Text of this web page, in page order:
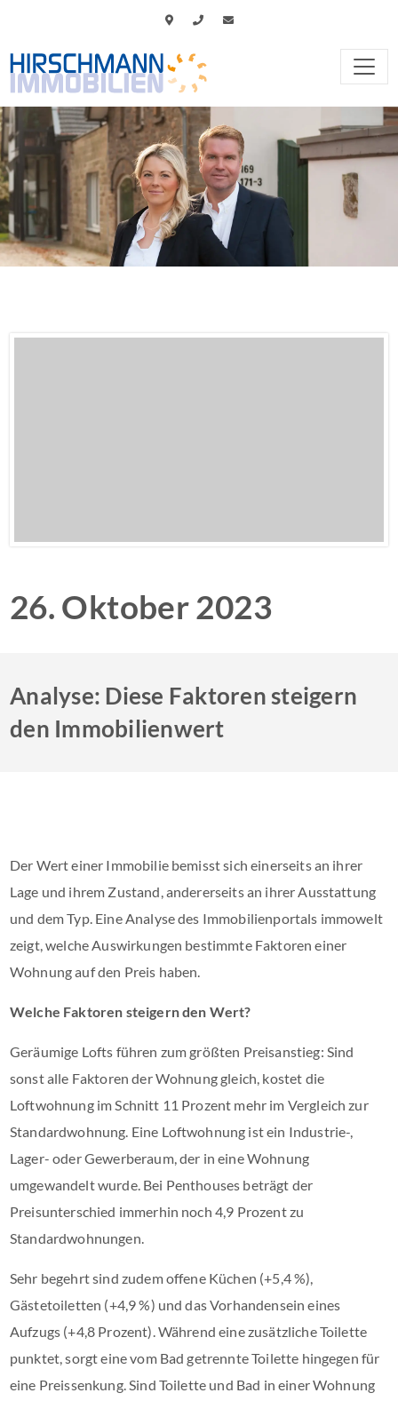
26. Oktober 2023
Analyse: Diese Faktoren steigern
den Immobilienwert
Der Wert einer Immobilie bemisst sich einerseits an ihrer
Lage und ihrem Zustand, andererseits an ihrer Ausstattung
und dem Typ. Eine Analyse des Immobilienportals immowelt
zeigt, welche Auswirkungen bestimmte Faktoren einer
Wohnung auf den Preis haben.
Welche Faktoren steigern den Wert?
Geräumige Lofts führen zum größten Preisanstieg: Sind
sonst alle Faktoren der Wohnung gleich, kostet die
Loftwohnung im Schnitt 11 Prozent mehr im Vergleich zur
Standardwohnung. Eine Loftwohnung ist ein Industrie-,
Lager- oder Gewerberaum, der in eine Wohnung
umgewandelt wurde. Bei Penthouses beträgt der
Preisunterschied immerhin noch 4,9 Prozent zu
Standardwohnungen.
Sehr begehrt sind zudem offene Küchen (+5,4 %),
Gästetoiletten (+4,9 %) und das Vorhandensein eines
Aufzugs (+4,8 Prozent). Während eine zusätzliche Toilette
punktet, sorgt eine vom Bad getrennte Toilette hingegen für
eine Preissenkung. Sind Toilette und Bad in einer Wohnung